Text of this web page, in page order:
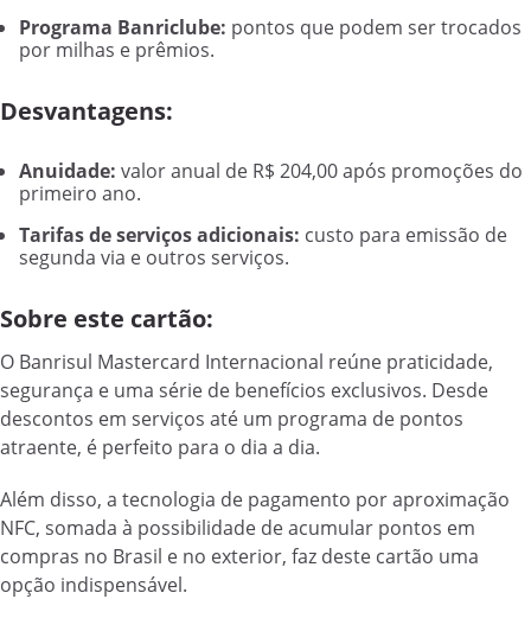
Programa Banriclube: pontos que podem ser trocados
por milhas e prêmios.
Desvantagens:
Anuidade: valor anual de R$ 204,00 após promoções do
primeiro ano.
Tarifas de serviços adicionais: custo para emissão de
segunda via e outros serviços.
Sobre este cartão:
O Banrisul Mastercard Internacional reúne praticidade,
segurança e uma série de benefícios exclusivos. Desde
descontos em serviços até um programa de pontos
atraente, é perfeito para o dia a dia.
Além disso, a tecnologia de pagamento por aproximação
NFC, somada à possibilidade de acumular pontos em
compras no Brasil e no exterior, faz deste cartão uma
opção indispensável.